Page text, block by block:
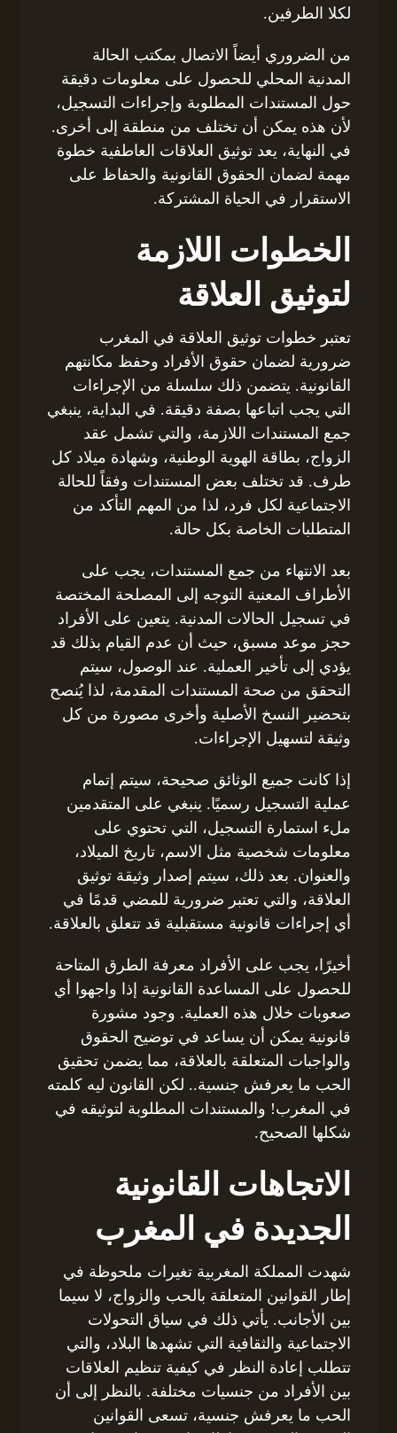
لكلا الطرفين.
من الضروري أيضاً الاتصال بمكتب الحالة
المدنية المحلي للحصول على معلومات دقيقة
حول المستندات المطلوبة وإجراءات التسجيل،
لأن هذه يمكن أن تختلف من منطقة إلى أخرى.
في النهاية، يعد توثيق العلاقات العاطفية خطوة
مهمة لضمان الحقوق القانونية والحفاظ على
الاستقرار في الحياة المشتركة.
الخطوات اللازمة
لتوثيق العلاقة
تعتبر خطوات توثيق العلاقة في المغرب
ضرورية لضمان حقوق الأفراد وحفظ مكانتهم
القانونية. يتضمن ذلك سلسلة من الإجراءات
التي يجب اتباعها بصفة دقيقة. في البداية، ينبغي
جمع المستندات اللازمة، والتي تشمل عقد
الزواج، بطاقة الهوية الوطنية، وشهادة ميلاد كل
طرف. قد تختلف بعض المستندات وفقاً للحالة
الاجتماعية لكل فرد، لذا من المهم التأكد من
المتطلبات الخاصة بكل حالة.
بعد الانتهاء من جمع المستندات، يجب على
الأطراف المعنية التوجه إلى المصلحة المختصة
في تسجيل الحالات المدنية. يتعين على الأفراد
حجز موعد مسبق، حيث أن عدم القيام بذلك قد
يؤدي إلى تأخير العملية. عند الوصول، سيتم
التحقق من صحة المستندات المقدمة، لذا يُنصح
بتحضير النسخ الأصلية وأخرى مصورة من كل
وثيقة لتسهيل الإجراءات.
إذا كانت جميع الوثائق صحيحة، سيتم إتمام
عملية التسجيل رسميًا. ينبغي على المتقدمين
ملء استمارة التسجيل، التي تحتوي على
معلومات شخصية مثل الاسم، تاريخ الميلاد،
والعنوان. بعد ذلك، سيتم إصدار وثيقة توثيق
العلاقة، والتي تعتبر ضرورية للمضي قدمًا في
أي إجراءات قانونية مستقبلية قد تتعلق بالعلاقة.
أخيرًا، يجب على الأفراد معرفة الطرق المتاحة
للحصول على المساعدة القانونية إذا واجهوا أي
صعوبات خلال هذه العملية. وجود مشورة
قانونية يمكن أن يساعد في توضيح الحقوق
والواجبات المتعلقة بالعلاقة، مما يضمن تحقيق
الحب ما يعرفش جنسية.. لكن القانون ليه كلمته
في المغرب! والمستندات المطلوبة لتوثيقه في
شكلها الصحيح.
الاتجاهات القانونية
الجديدة في المغرب
شهدت المملكة المغربية تغيرات ملحوظة في
إطار القوانين المتعلقة بالحب والزواج، لا سيما
بين الأجانب. يأتي ذلك في سياق التحولات
الاجتماعية والثقافية التي تشهدها البلاد، والتي
تتطلب إعادة النظر في كيفية تنظيم العلاقات
بين الأفراد من جنسيات مختلفة. بالنظر إلى أن
الحب ما يعرفش جنسية، تسعى القوانين